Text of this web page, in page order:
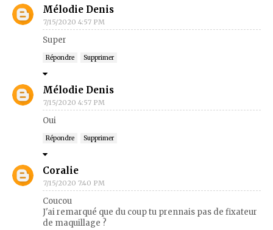
Mélodie Denis
7/15/2020 4:57 PM
Super
Répondre Supprimer
Mélodie Denis
7/15/2020 4:57 PM
Oui
Répondre Supprimer
Coralie
7/15/2020 7:40 PM
Coucou
J'ai remarqué que du coup tu prennais pas de fixateur
de maquillage ?